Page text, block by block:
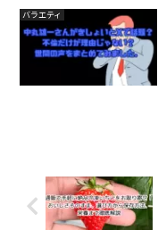
バラエティ